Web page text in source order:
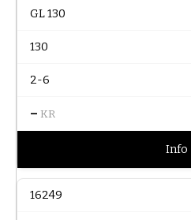
GL 130
130
2-6
– KR
Info
16249